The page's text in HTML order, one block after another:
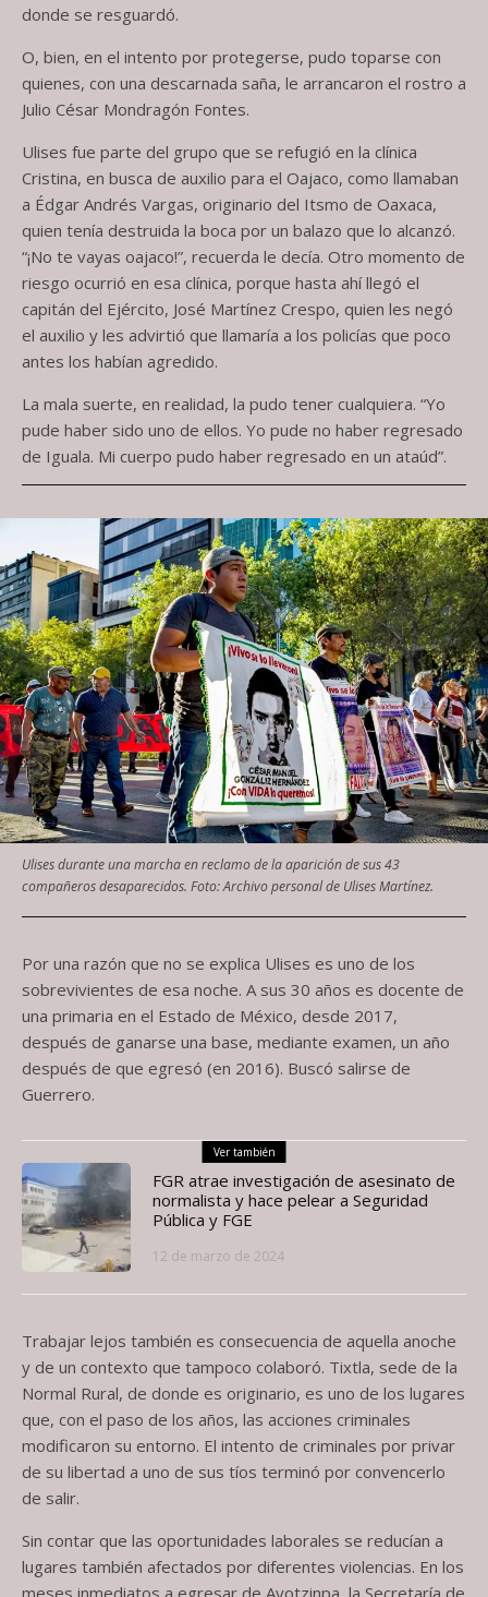
donde se resguardó.
O, bien, en el intento por protegerse, pudo toparse con
quienes, con una descarnada saña, le arrancaron el rostro a
Julio César Mondragón Fontes.
Ulises fue parte del grupo que se refugió en la clínica
Cristina, en busca de auxilio para el Oajaco, como llamaban
a Édgar Andrés Vargas, originario del Itsmo de Oaxaca,
quien tenía destruida la boca por un balazo que lo alcanzó.
“¡No te vayas oajaco!”, recuerda le decía. Otro momento de
riesgo ocurrió en esa clínica, porque hasta ahí llegó el
capitán del Ejército, José Martínez Crespo, quien les negó
el auxilio y les advirtió que llamaría a los policías que poco
antes los habían agredido.
La mala suerte, en realidad, la pudo tener cualquiera. “Yo
pude haber sido uno de ellos. Yo pude no haber regresado
de Iguala. Mi cuerpo pudo haber regresado en un ataúd”.
Ulises durante una marcha en reclamo de la aparición de sus 43
compañeros desaparecidos. Foto: Archivo personal de Ulises Martínez.
Por una razón que no se explica Ulises es uno de los
sobrevivientes de esa noche. A sus 30 años es docente de
una primaria en el Estado de México, desde 2017,
después de ganarse una base, mediante examen, un año
después de que egresó (en 2016). Buscó salirse de
Guerrero.
Ver también
FGR atrae investigación de asesinato de
normalista y hace pelear a Seguridad
Pública y FGE
12 de marzo de 2024
Trabajar lejos también es consecuencia de aquella anoche
y de un contexto que tampoco colaboró. Tixtla, sede de la
Normal Rural, de donde es originario, es uno de los lugares
que, con el paso de los años, las acciones criminales
modificaron su entorno. El intento de criminales por privar
de su libertad a uno de sus tíos terminó por convencerlo
de salir.
Sin contar que las oportunidades laborales se reducían a
lugares también afectados por diferentes violencias. En los